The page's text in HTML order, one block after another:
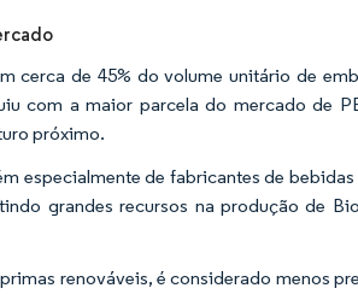
cerca de 45% do volume unitário de
com a maior parcela do mercado de
próximo.
especialmente de fabricantes de
grandes recursos na produção de
renováveis, é considerado menos